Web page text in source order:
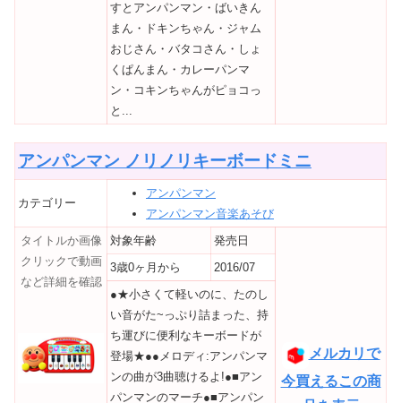
すとアンパンマン・ばいきん
まん・ドキンちゃん・ジャム
おじさん・バタコさん・しょ
くぱんまん・カレーパンマ
ン・コキンちゃんがピョコっ
と...
アンパンマン ノリノリキーボードミニ
カテゴリー
アンパンマン
アンパンマン音楽あそび
タイトルか画像
クリックで動画
など詳細を確認
対象年齢 発売日
メルカリで
今買えるこの商
3歳0ヶ月から
2016/07
●★小さくて軽いのに、たのし
い音がた~っぷり詰まった、持
ち運びに便利なキーボードが
登場★●●メロディ:アンパンマ
ンの曲が3曲聴けるよ!●■アン
パンマンのマーチ●■アンパン